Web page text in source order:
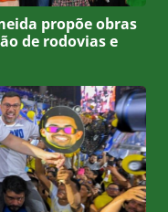
propõe obras
de rodovias e